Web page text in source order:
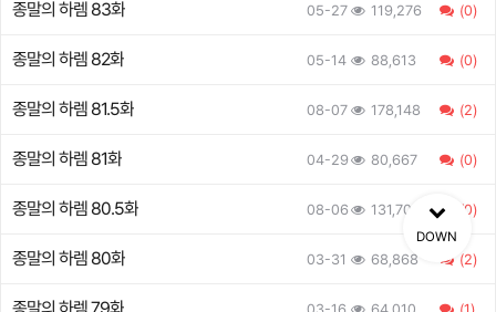
종말의 하렘 83화 05-27 119,276 (0)
종말의 하렘 82화 05-14 88,613 (0)
종말의 하렘 81.5화 08-07 178,148 (2)
종말의 하렘 81화 04-29 80,667 (0)
종말의 하렘 80.5화 08-06 131,708 (0)
종말의 하렘 80화 03-31 68,868 (2)
03-16 64,010 (1)
DOWN